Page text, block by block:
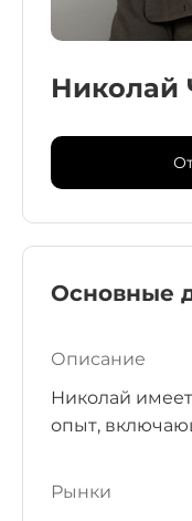
Николай
Основные
Описание
Николай
опыт,
Рынки